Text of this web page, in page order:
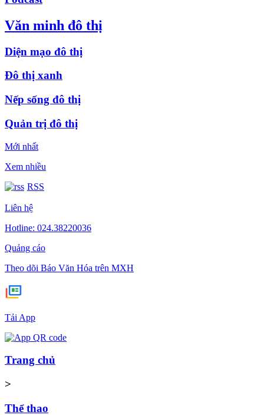
Văn minh đô thị
Diện mạo đô thị
Đô thị xanh
Nếp sống đô thị
Quản trị đô thị
Mới nhất
Xem nhiều
RSS
Liên hệ
Hotline: 024.38220036
Quảng cáo
Theo dõi Báo Văn Hóa trên MXH
Tải App
Trang chủ
>
Thể thao